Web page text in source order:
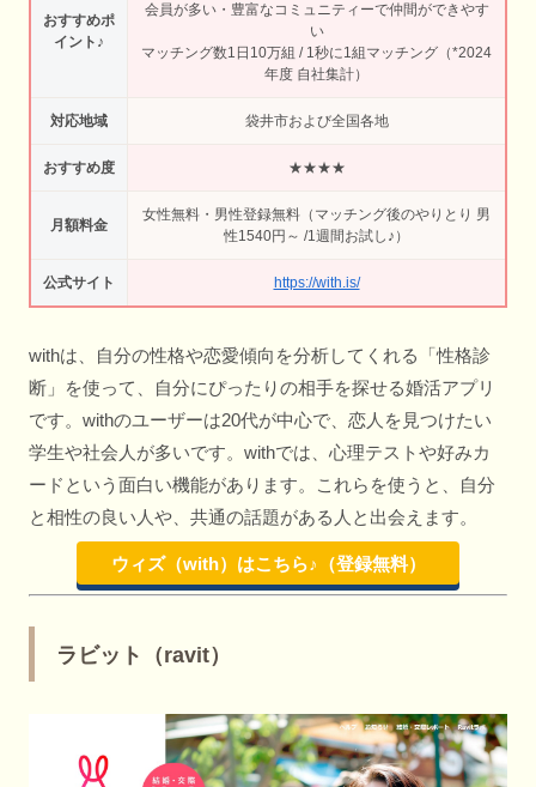
おすすめポ
イント♪
会員が多い・豊富なコミュニティーで仲間ができやす
い
マッチング数1日10万組 / 1秒に1組マッチング（*2024
年度 自社集計）
対応地域 袋井市および全国各地
おすすめ度 ★★★★
月額料金
女性無料・男性登録無料（マッチング後のやりとり 男
性1540円～ /1週間お試し♪）
公式サイト https://with.is/
withは、自分の性格や恋愛傾向を分析してくれる「性格診
断」を使って、自分にぴったりの相手を探せる婚活アプリ
です。withのユーザーは20代が中心で、恋人を見つけたい
学生や社会人が多いです。withでは、心理テストや好みカ
ードという面白い機能があります。これらを使うと、自分
と相性の良い人や、共通の話題がある人と出会えます。
ウィズ（with）はこちら♪（登録無料）
ラビット（ravit）